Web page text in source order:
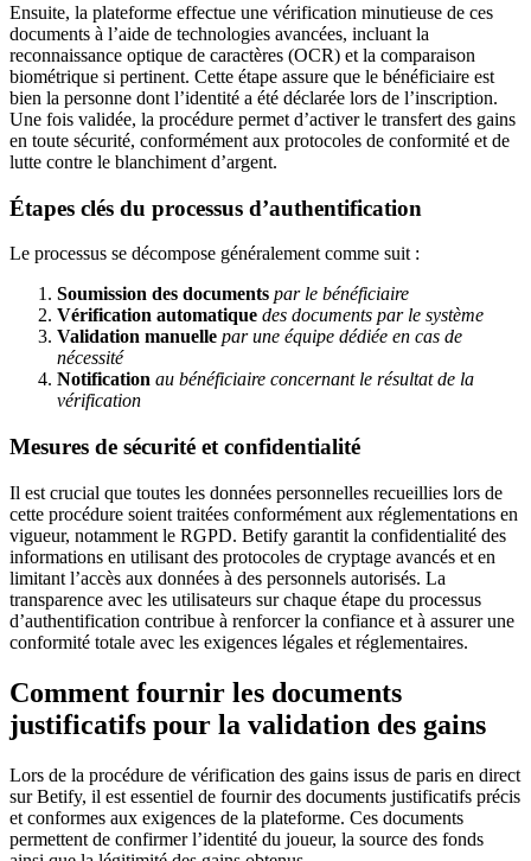
Ensuite, la plateforme effectue une vérification minutieuse de ces
documents à l’aide de technologies avancées, incluant la
reconnaissance optique de caractères (OCR) et la comparaison
biométrique si pertinent. Cette étape assure que le bénéficiaire est
bien la personne dont l’identité a été déclarée lors de l’inscription.
Une fois validée, la procédure permet d’activer le transfert des gains
en toute sécurité, conformément aux protocoles de conformité et de
lutte contre le blanchiment d’argent.
Étapes clés du processus d’authentification
Le processus se décompose généralement comme suit :
Soumission des documents par le bénéficiaire
Vérification automatique des documents par le système
Validation manuelle par une équipe dédiée en cas de
nécessité
Notification au bénéficiaire concernant le résultat de la
vérification
Mesures de sécurité et confidentialité
Il est crucial que toutes les données personnelles recueillies lors de
cette procédure soient traitées conformément aux réglementations en
vigueur, notamment le RGPD. Betify garantit la confidentialité des
informations en utilisant des protocoles de cryptage avancés et en
limitant l’accès aux données à des personnels autorisés. La
transparence avec les utilisateurs sur chaque étape du processus
d’authentification contribue à renforcer la confiance et à assurer une
conformité totale avec les exigences légales et réglementaires.
Comment fournir les documents
justificatifs pour la validation des gains
Lors de la procédure de vérification des gains issus de paris en direct
sur Betify, il est essentiel de fournir des documents justificatifs précis
et conformes aux exigences de la plateforme. Ces documents
permettent de confirmer l’identité du joueur, la source des fonds